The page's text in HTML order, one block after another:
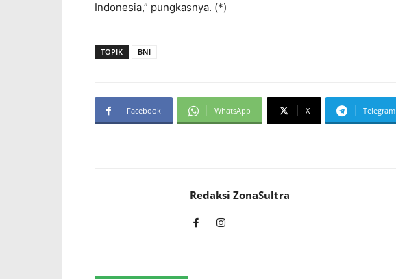
Indonesia,” pungkasnya. (*)
TOPIK BNI
Facebook WhatsApp X Telegram
Redaksi ZonaSultra